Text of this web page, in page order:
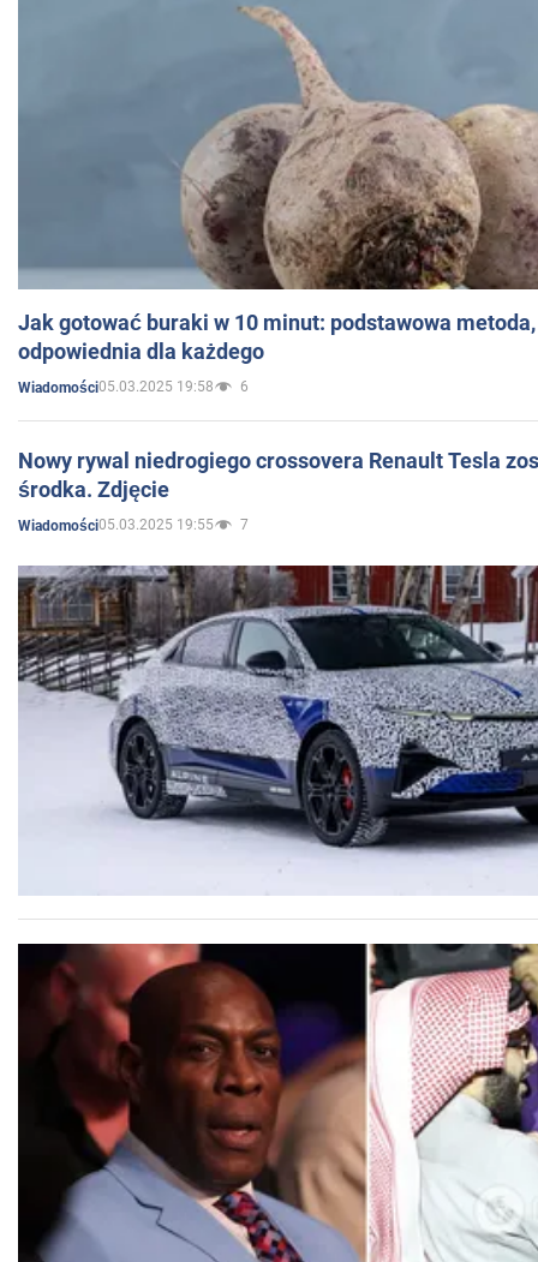
Jak gotować buraki w 10 minut: podstawowa
odpowiednia dla każdego
Wiadomości05.03.2025 19:58 6
Nowy rywal niedrogiego crossovera Renault Tesla
środka. Zdjęcie
Wiadomości05.03.2025 19:55 7